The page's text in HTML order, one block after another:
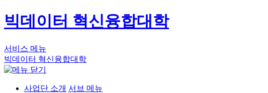
빅데이터 혁신융합대학
서비스 메뉴
빅데이터 혁신융합대학
사업단 소개 서브 메뉴